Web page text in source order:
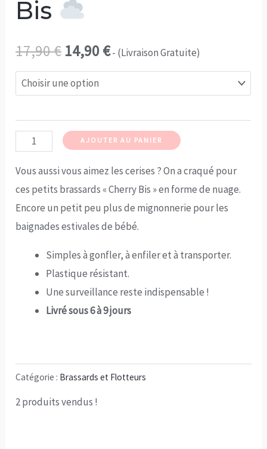
Bis
17,90€ Le
prix
était :
17,90 €.
14,90€Le
prix
est :
14,90 €.
- (Livraison Gratuite)
quantité
Brassards
Cherry
Bis
AJOUTER AU PANIER
Vous aussi vous aimez les cerises ? On a craqué pour
ces petits brassards « Cherry Bis » en forme de nuage.
Encore un petit peu plus de mignonnerie pour les
baignades estivales de bébé.
Simples à gonfler, à enfiler et à transporter.
Plastique résistant.
Une surveillance reste indispensable !
Livré sous 6 à 9 jours
Catégorie : Brassards et Flotteurs
2produits vendus !